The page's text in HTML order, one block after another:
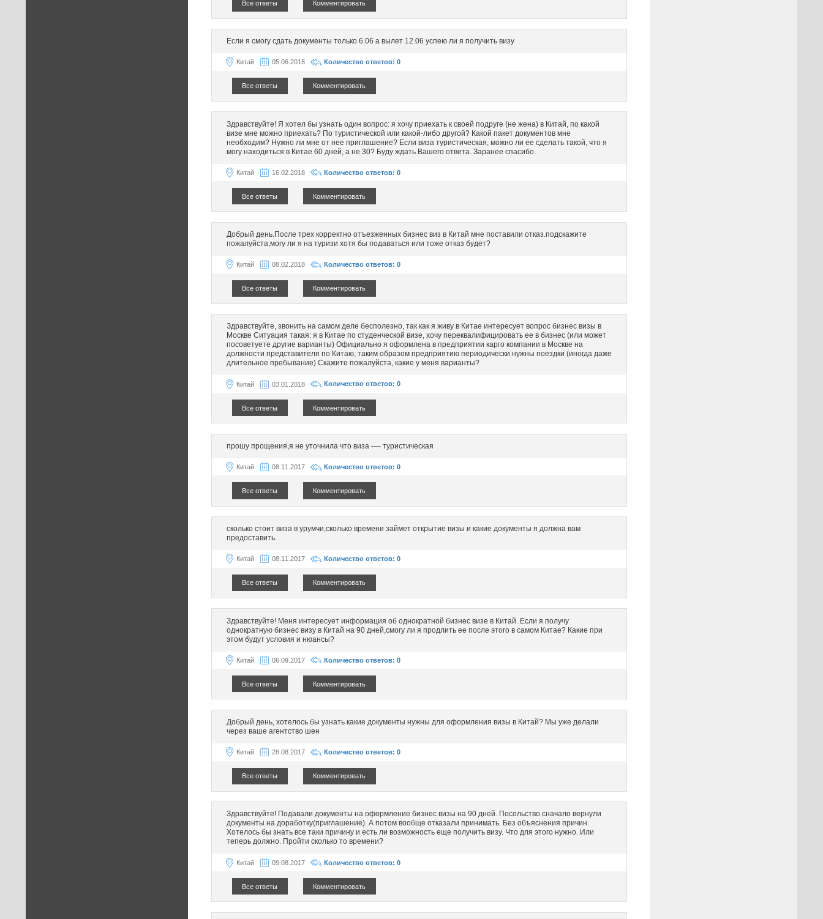
Все ответы Комментировать
Если я смогу сдать документы только 6.06 а вылет 12.06 успею ли я получить визу
Китай 05.06.2018 Количество ответов: 0
Все ответы Комментировать
Здравствуйте! Я хотел бы узнать один вопрос: я хочу приехать к своей подруге (не жена) в Китай, по какой
визе мне можно приехать? По туристической или какой-либо другой? Какой пакет документов мне
необходим? Нужно ли мне от нее приглашение? Если виза туристическая, можно ли ее сделать такой, что я
могу находиться в Китае 60 дней, а не 30? Буду ждать Вашего ответа. Заранее спасибо.
Китай 16.02.2018 Количество ответов: 0
Все ответы Комментировать
Добрый день.После трех корректно отъезженных бизнес виз в Китай мне поставили отказ.подскажите
пожалуйста,могу ли я на туризи хотя бы подаваться или тоже отказ будет?
Китай 08.02.2018 Количество ответов: 0
Все ответы Комментировать
Здравствуйте, звонить на самом деле бесполезно, так как я живу в Китае интересует вопрос бизнес визы в
Москве Ситуация такая: я в Китае по студенческой визе, хочу переквалифицировать ее в бизнес (или может
посоветуете другие варианты) Официально я оформлена в предприятии карго компании в Москве на
должности представителя по Китаю, таким образом предприятию периодически нужны поездки (иногда даже
длительное пребывание) Скажите пожалуйста, какие у меня варианты?
Китай 03.01.2018 Количество ответов: 0
Все ответы Комментировать
прошу прощения,я не уточнила что виза ---- туристическая
Китай 08.11.2017 Количество ответов: 0
Все ответы Комментировать
сколько стоит виза в урумчи,сколько времени займет открытие визы и какие документы я должна вам
предоставить.
Китай 08.11.2017 Количество ответов: 0
Все ответы Комментировать
Здравствуйте! Меня интересует информация об однократной бизнес визе в Китай. Если я получу
однократную бизнес визу в Китай на 90 дней,смогу ли я продлить ее после этого в самом Китае? Какие при
этом будут условия и нюансы?
Китай 06.09.2017 Количество ответов: 0
Все ответы Комментировать
Добрый день, хотелось бы узнать какие документы нужны для оформления визы в Китай? Мы уже делали
через ваше агентство шен
Китай 28.08.2017 Количество ответов: 0
Все ответы Комментировать
Здравствуйте! Подавали документы на оформление бизнес визы на 90 дней. Посольство сначало вернули
документы на доработку(приглашение). А потом вообще отказали принимать. Без объяснения причин.
Хотелось бы знать все таки причину и есть ли возможность еще получить визу. Что для этого нужно. Или
теперь должно. Пройти сколько то времени?
Китай 09.08.2017 Количество ответов: 0
Все ответы Комментировать